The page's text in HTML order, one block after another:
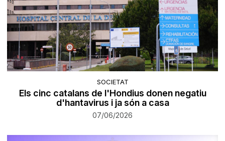
SOCIETAT
Els cinc catalans de l'Hondius donen negatiu
d'hantavirus i ja són a casa
07/06/2026